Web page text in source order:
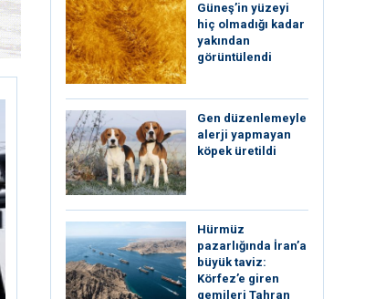
Güneş’in yüzeyi
hiç olmadığı kadar
yakından
görüntülendi
Gen düzenlemeyle
alerji yapmayan
köpek üretildi
Hürmüz
pazarlığında İran’a
büyük taviz:
Körfez’e giren
gemileri Tahran